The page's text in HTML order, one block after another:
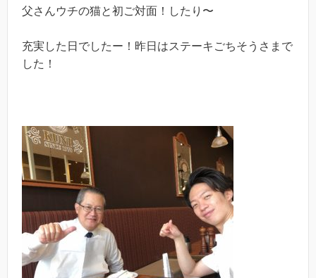
父さんウチの猫と初ご対面！したり〜
充実した日でしたー！昨日はステーキごちそうさまで
した！